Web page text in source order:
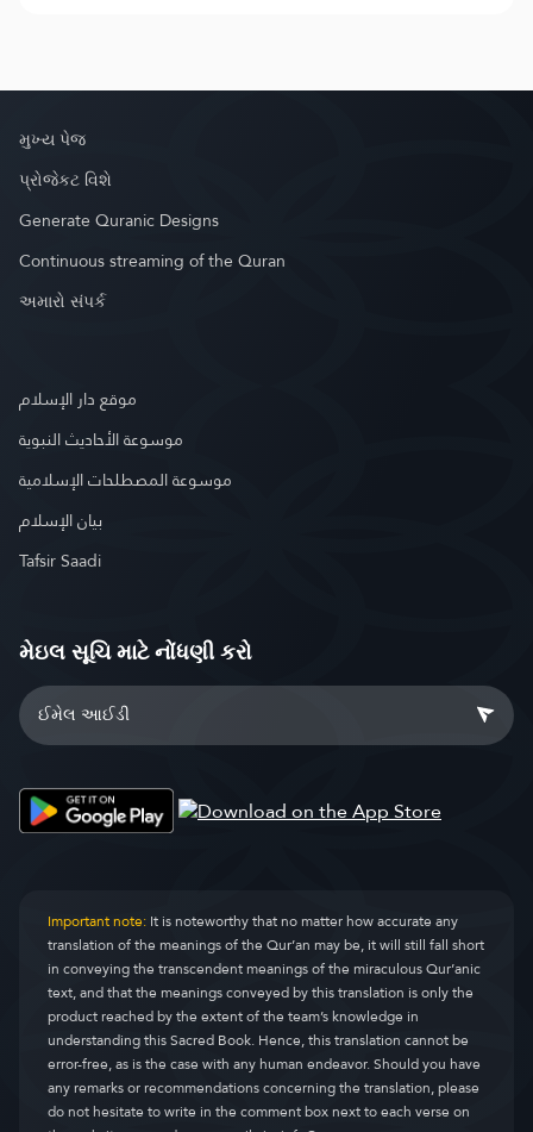
મુખ્ય પેજ
પ્રોજેકટ વિશે
Generate Quranic Designs
Continuous streaming of the Quran
અમારો સંપર્ક
موقع دار الإسلام
موسوعة الأحاديث النبوية
موسوعة المصطلحات الإسلامية
بيان الإسلام
Tafsir Saadi
મેઇલ સૂચિ માટે નોંધણી કરો
Important note:It is noteworthy that no matter how accurate any
translation of the meanings of the Qur’an may be, it will still fall short
in conveying the transcendent meanings of the miraculous Qur’anic
text, and that the meanings conveyed by this translation is only the
product reached by the extent of the team’s knowledge in
understanding this Sacred Book. Hence, this translation cannot be
error-free, as is the case with any human endeavor. Should you have
any remarks or recommendations concerning the translation, please
do not hesitate to write in the comment box next to each verse on